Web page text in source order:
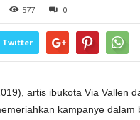
577 0
Twitter
artis ibukota Via Vallen
kampanye dalam